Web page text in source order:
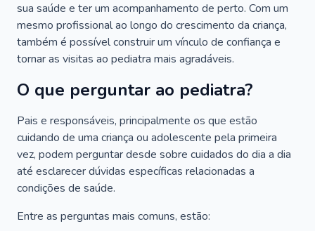
sua saúde e ter um acompanhamento de perto. Com um
mesmo profissional ao longo do crescimento da criança,
também é possível construir um vínculo de confiança e
tornar as visitas ao pediatra mais agradáveis.
O que perguntar ao pediatra?
Pais e responsáveis, principalmente os que estão
cuidando de uma criança ou adolescente pela primeira
vez, podem perguntar desde sobre cuidados do dia a dia
até esclarecer dúvidas específicas relacionadas a
condições de saúde.
Entre as perguntas mais comuns, estão: